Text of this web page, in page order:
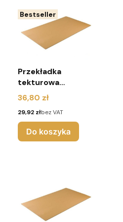
Bestseller
Przekładka
tekturowa
1200x800 mm 5W
( pakiet 10 sztuk)
Cena
36,80 zł
Cena
29,92 złbez VAT
Do koszyka